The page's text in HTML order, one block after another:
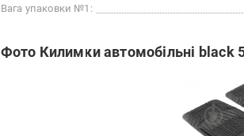
Вага упаковки №1:
Фото Килимки автомобільні black